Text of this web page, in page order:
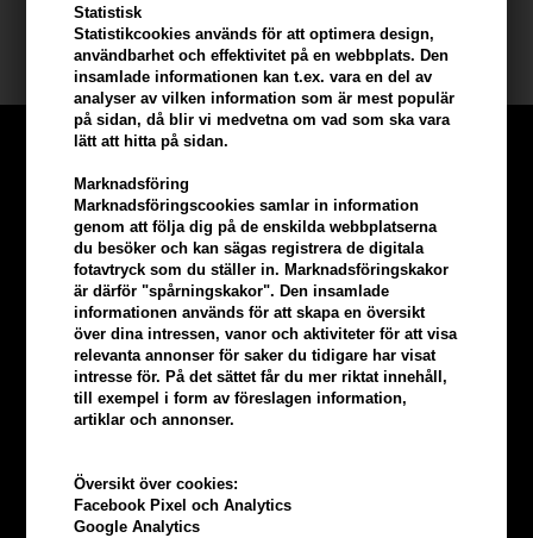
Statistisk
Statistikcookies används för att optimera design,
användbarhet och effektivitet på en webbplats. Den
insamlade informationen kan t.ex. vara en del av
analyser av vilken information som är mest populär
på sidan, då blir vi medvetna om vad som ska vara
lätt att hitta på sidan.
Marknadsföring
Marknadsföringscookies samlar in information
genom att följa dig på de enskilda webbplatserna
du besöker och kan sägas registrera de digitala
fotavtryck som du ställer in. Marknadsföringskakor
är därför "spårningskakor". Den insamlade
informationen används för att skapa en översikt
över dina intressen, vanor och aktiviteter för att visa
relevanta annonser för saker du tidigare har visat
intresse för. På det sättet får du mer riktat innehåll,
till exempel i form av föreslagen information,
artiklar och annonser.
Översikt över cookies:
Facebook Pixel och Analytics
Google Analytics
Beard Monkey
Tjäna
beställning